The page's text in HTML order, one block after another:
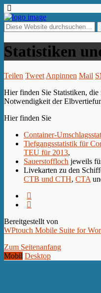
Statistiken
Teilen Tweet Anpinnen Mail
Hier finden Sie Statistiken,
Notwendigkeit der
Hier finden Sie
Container-
Tiefgangsstatistik für
TEU für 2013,
Sauerstoffloch jeweils
Livekarten zu den
CTB und CTH, CTA
Bereitgestellt von
WPtouch Mobile Suite for
Zum Seitenanfang
Mobil Desktop